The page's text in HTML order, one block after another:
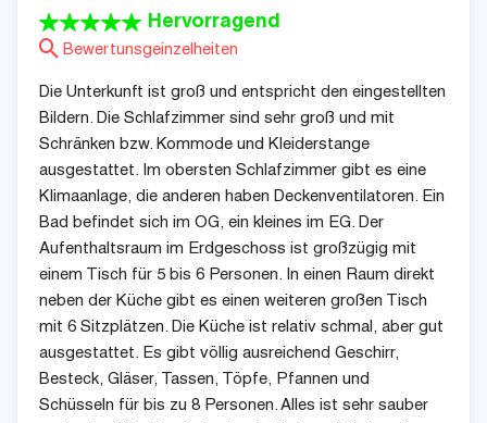
Hervorragend
Bewertunsgeinzelheiten
Die Unterkunft ist groß und entspricht den eingestellten
Bildern. Die Schlafzimmer sind sehr groß und mit
Schränken bzw. Kommode und Kleiderstange
ausgestattet. Im obersten Schlafzimmer gibt es eine
Klimaanlage, die anderen haben Deckenventilatoren. Ein
Bad befindet sich im OG, ein kleines im EG. Der
Aufenthaltsraum im Erdgeschoss ist großzügig mit
einem Tisch für 5 bis 6 Personen. In einen Raum direkt
neben der Küche gibt es einen weiteren großen Tisch
mit 6 Sitzplätzen. Die Küche ist relativ schmal, aber gut
ausgestattet. Es gibt völlig ausreichend Geschirr,
Besteck, Gläser, Tassen, Töpfe, Pfannen und
Schüsseln für bis zu 8 Personen. Alles ist sehr sauber